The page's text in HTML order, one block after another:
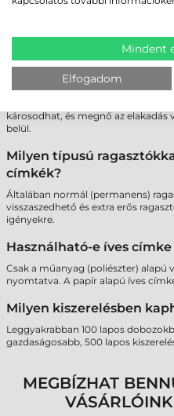
a papír akadálymentes haladását.
Lehet-e többször
nyomtatón, ha nem
károsodhat, és megnő az elakadás
belül.
Milyen típusú
címkék?
Általában normál (permanens)
visszaszedhető és extra erős
igényekre.
Használható-e íves
Csak a műanyag (poliészter) alapú
nyomtatva. A papír alapú íves
Milyen kiszerelésben
Leggyakrabban 100 lapos
gazdaságosabb, 500 lapos
MEGBÍZHAT
Mindent
Elfogadom